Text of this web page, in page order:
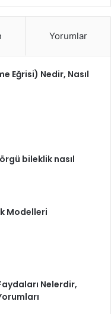
Yorumlar
Eğrisi) Nedir, Nasıl
bileklik nasıl
Modelleri
Nelerdir,